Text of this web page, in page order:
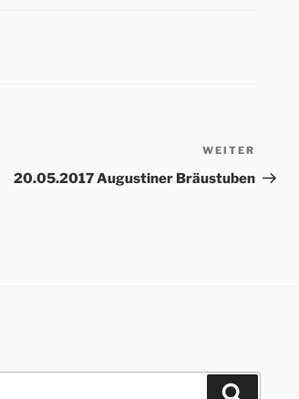
WEITER
20.05.2017 Augustiner Bräustuben